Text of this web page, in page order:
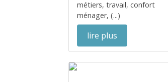
métiers, travail, confort
ménager, (...)
lire plus